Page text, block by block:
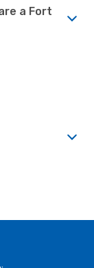
a Fort